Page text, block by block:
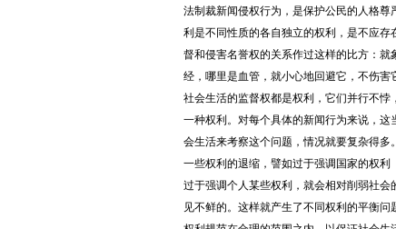
法制裁新闻侵权行为，是保护公民的人格
利是不同性质的各自独立的权利，是不应
督和侵害名誉权的关系作过这样的比方：
经，哪里是血管，就小心地回避它，不伤
社会生活的监督权都是权利，它们并行不
一种权利。对每个具体的新闻行为来说，
会生活来考察这个问题，情况就要复杂得
一些权利的退缩，譬如过于强调国家的权利
过于强调个人某些权利，就会相对削弱社
见不鲜的。这样就产生了不同权利的平衡